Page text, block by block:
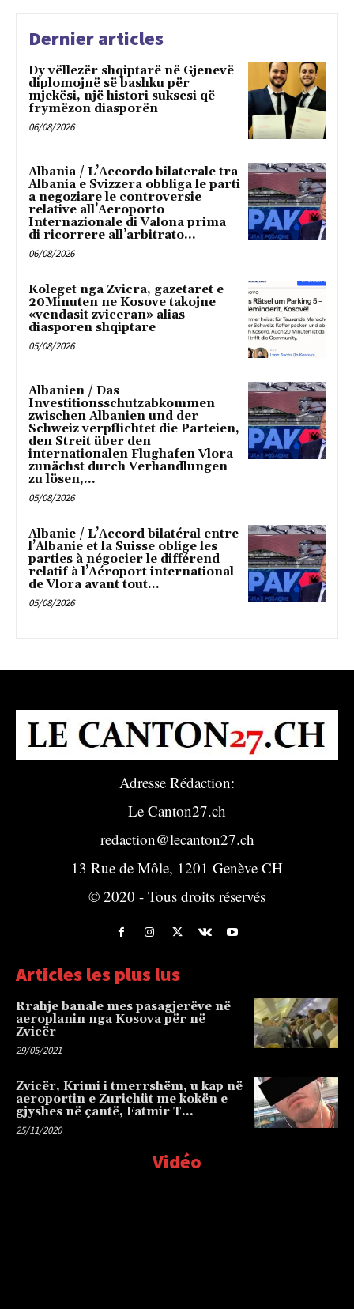
Dernier articles
Dy vëllezër shqiptarë në Gjenevë
diplomojnë së bashku për
mjekësi, një histori suksesi që
frymëzon diasporën
06/08/2026
Albania / L’Accordo bilaterale tra
Albania e Svizzera obbliga le parti
a negoziare le controversie
relative all’Aeroporto
Internazionale di Valona prima
di ricorrere all’arbitrato...
06/08/2026
Koleget nga Zvicra, gazetaret e
20Minuten ne Kosove takojne
«vendasit zviceran» alias
diasporen shqiptare
05/08/2026
Albanien / Das
Investitionsschutzabkommen
zwischen Albanien und der
Schweiz verpflichtet die Parteien,
den Streit über den
internationalen Flughafen Vlora
zunächst durch Verhandlungen
zu lösen,...
05/08/2026
Albanie / L’Accord bilatéral entre
l’Albanie et la Suisse oblige les
parties à négocier le différend
relatif à l’Aéroport international
de Vlora avant tout...
05/08/2026
Adresse Rédaction:
Le Canton27.ch
redaction@lecanton27.ch
13 Rue de Môle, 1201 Genève CH
© 2020 - Tous droits réservés
Articles les plus lus
Rrahje banale mes pasagjerëve në
aeroplanin nga Kosova për në
Zvicër
29/05/2021
Zvicër, Krimi i tmerrshëm, u kap në
aeroportin e Zurichüt me kokën e
gjyshes në çantë, Fatmir T…
25/11/2020
Vidéo